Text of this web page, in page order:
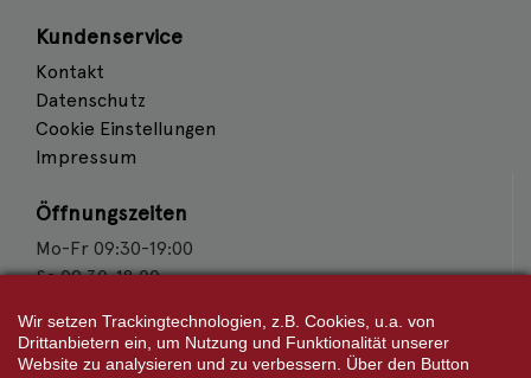
Kundenservice
Kontakt
Datenschutz
Cookie Einstellungen
Impressum
Öffnungszeiten
Mo-Fr 09:30-19:00
Sa 09:30-18:00
Wir sind Partner von
Wir setzen Trackingtechnologien, z.B. Cookies, u.a. von
Drittanbietern ein, um Nutzung und Funktionalität unserer
Website zu analysieren und zu verbessern. Über den Button